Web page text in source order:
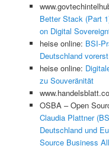
Better Stack (Part
on Digital
heise online: BSI-
Deutschland
heise online:
zu Souveränität
OSBA – Open
Claudia Plattner
Deutschland und
Source Business